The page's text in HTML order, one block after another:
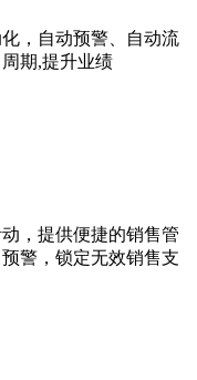
，自动预警、自动流
期,提升业绩
，提供便捷的销售管
警，锁定无效销售支